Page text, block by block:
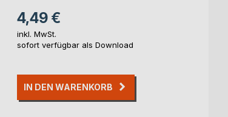
4,49 €
inkl. MwSt.
sofort verfügbar als Download
IN DEN WARENKORB